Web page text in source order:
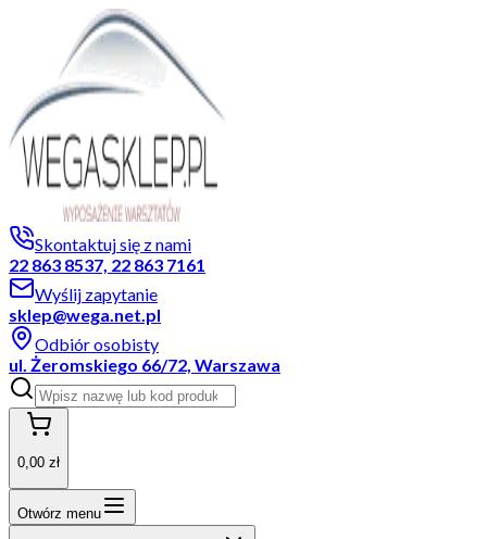
Skontaktuj się z nami
22 863 8537, 22 863 7161
Wyślij zapytanie
sklep@wega.net.pl
Odbiór osobisty
ul. Żeromskiego 66/72, Warszawa
0,00 zł
Otwórz menu